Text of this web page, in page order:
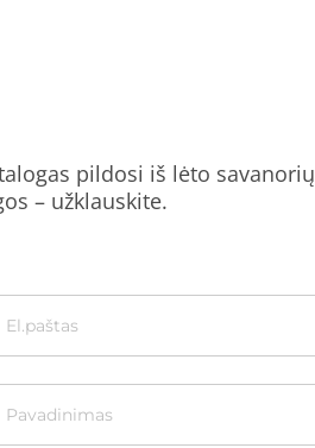
pildosi iš lėto savanorių
– užklauskite.